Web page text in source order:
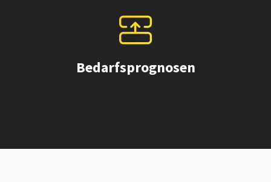
Bedarfsprognosen